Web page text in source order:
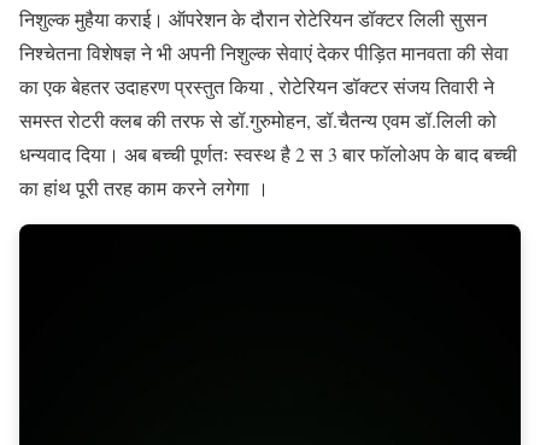
निशुल्क मुहैया कराई। ऑपरेशन के दौरान रोटेरियन डॉक्टर लिली सुसन
निश्चेतना विशेषज्ञ ने भी अपनी निशुल्क सेवाएं देकर पीड़ित मानवता की सेवा
का एक बेहतर उदाहरण प्रस्तुत किया , रोटेरियन डॉक्टर संजय तिवारी ने
समस्त रोटरी क्लब की तरफ से डॉ.गुरुमोहन, डॉ.चैतन्य एवम डॉ.लिली को
धन्यवाद दिया। अब बच्ची पूर्णतः स्वस्थ है 2 स 3 बार फॉलोअप के बाद बच्ची
का हांथ पूरी तरह काम करने लगेगा ।